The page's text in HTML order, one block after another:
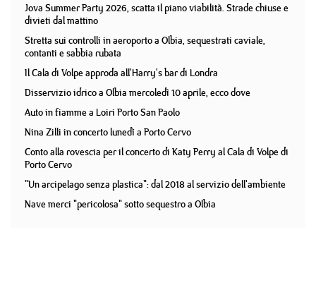
Jova Summer Party 2026, scatta il piano viabilità. Strade chiuse e
divieti dal mattino
Stretta sui controlli in aeroporto a Olbia, sequestrati caviale,
contanti e sabbia rubata
Il Cala di Volpe approda all'Harry's bar di Londra
Disservizio idrico a Olbia mercoledì 10 aprile, ecco dove
Auto in fiamme a Loiri Porto San Paolo
Nina Zilli in concerto lunedì a Porto Cervo
Conto alla rovescia per il concerto di Katy Perry al Cala di Volpe di
Porto Cervo
"Un arcipelago senza plastica": dal 2018 al servizio dell'ambiente
Nave merci "pericolosa" sotto sequestro a Olbia